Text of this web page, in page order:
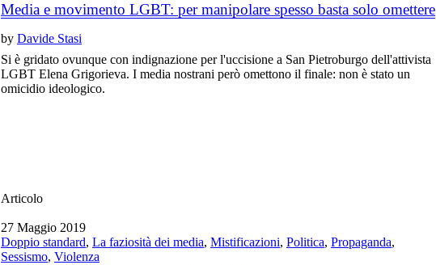
Media e movimento LGBT: per manipolare spesso basta solo omettere
byDavide Stasi
Si è gridato ovunque con indignazione per l'uccisione a San Pietroburgo dell'attivista
LGBT Elena Grigorieva. I media nostrani però omettono il finale: non è stato un
omicidio ideologico.
Articolo
27 Maggio 2019
Doppio standard,La faziosità dei media,Mistificazioni,Politica,Propaganda,
Sessismo,Violenza